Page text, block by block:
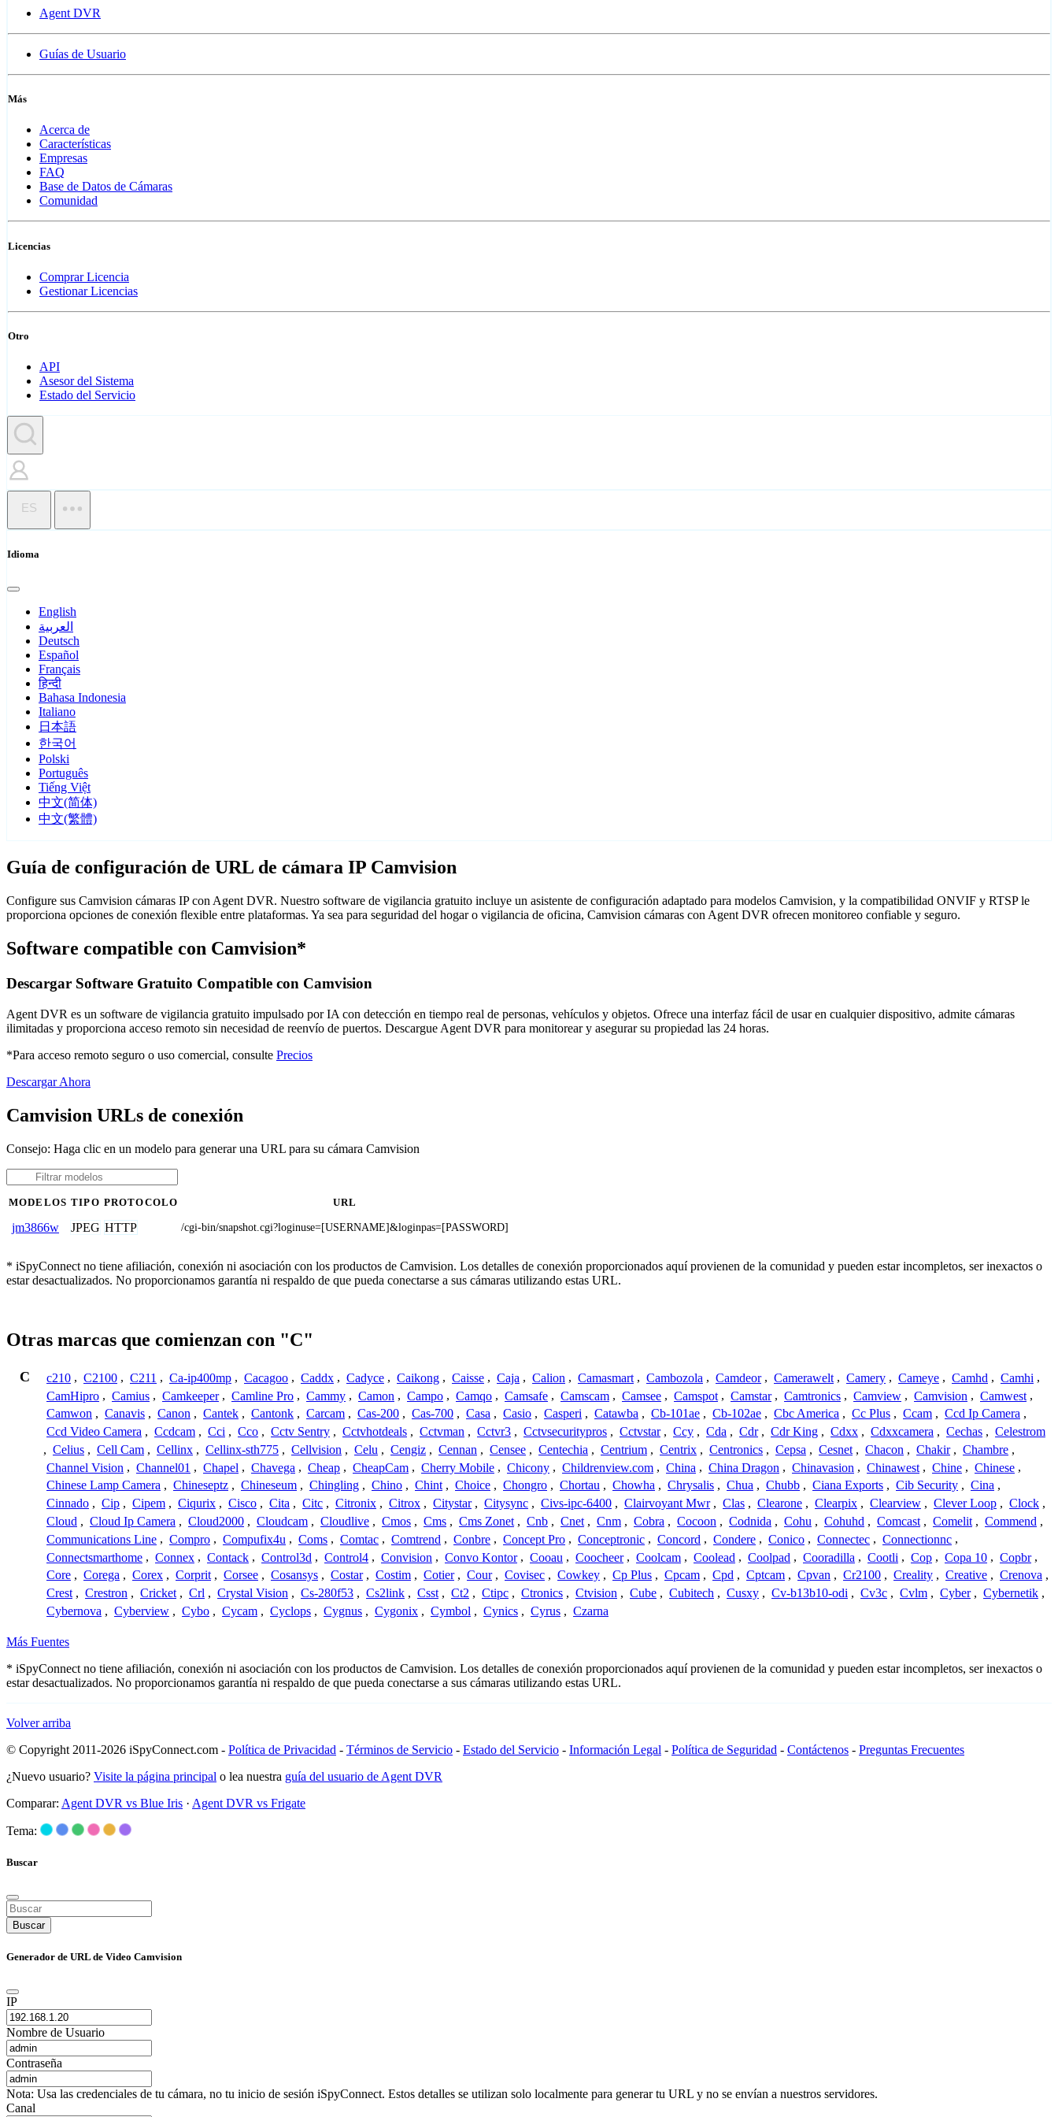
Agent DVR
Guías de Usuario
Más
Acerca de
Características
Empresas
FAQ
Base de Datos de Cámaras
Comunidad
Licencias
Comprar Licencia
Gestionar Licencias
Otro
API
Asesor del Sistema
Estado del Servicio
ES
Idioma
English
العربية
Deutsch
Español
Français
हिन्दी
Bahasa Indonesia
Italiano
日本語
한국어
Polski
Português
Tiếng Việt
中文(简体)
中文(繁體)
Guía de configuración de URL de cámara IP Camvision
Configure sus Camvision cámaras IP con Agent DVR. Nuestro software de vigilancia gratuito incluye un asistente de configuración adaptado para modelos Camvision, y la compatibilidad ONVIF y RTSP le
proporciona opciones de conexión flexible entre plataformas. Ya sea para seguridad del hogar o vigilancia de oficina, Camvision cámaras con Agent DVR ofrecen monitoreo confiable y seguro.
Software compatible con Camvision*
Descargar Software Gratuito Compatible con Camvision
Agent DVR es un software de vigilancia gratuito impulsado por IA con detección en tiempo real de personas, vehículos y objetos. Ofrece una interfaz fácil de usar en cualquier dispositivo, admite cámaras
ilimitadas y proporciona acceso remoto sin necesidad de reenvío de puertos. Descargue Agent DVR para monitorear y asegurar su propiedad las 24 horas.
*Para acceso remoto seguro o uso comercial, consulte Precios
Descargar Ahora
Camvision URLs de conexión
Consejo: Haga clic en un modelo para generar una URL para su cámara Camvision
MODELOS TIPO PROTOCOLO URL
jm3866w JPEG HTTP /cgi-bin/snapshot.cgi?loginuse=[USERNAME]&loginpas=[PASSWORD]
* iSpyConnect no tiene afiliación, conexión ni asociación con los productos de Camvision. Los detalles de conexión proporcionados aquí provienen de la comunidad y pueden estar incompletos, ser inexactos o
estar desactualizados. No proporcionamos garantía ni respaldo de que pueda conectarse a sus cámaras utilizando estas URL.
Otras marcas que comienzan con "C"
C c210 , C2100 , C211 , Ca-ip400mp , Cacagoo , Caddx , Cadyce , Caikong , Caisse , Caja , Calion , Camasmart , Cambozola , Camdeor , Camerawelt , Camery , Cameye , Camhd , Camhi ,
CamHipro , Camius , Camkeeper , Camline Pro , Cammy , Camon , Campo , Camqo , Camsafe , Camscam , Camsee , Camspot , Camstar , Camtronics , Camview , Camvision , Camwest ,
Camwon , Canavis , Canon , Cantek , Cantonk , Carcam , Cas-200 , Cas-700 , Casa , Casio , Casperi , Catawba , Cb-101ae , Cb-102ae , Cbc America , Cc Plus , Ccam , Ccd Ip Camera ,
Ccd Video Camera , Ccdcam , Cci , Cco , Cctv Sentry , Cctvhotdeals , Cctvman , Cctvr3 , Cctvsecuritypros , Cctvstar , Ccy , Cda , Cdr , Cdr King , Cdxx , Cdxxcamera , Cechas , Celestrom
, Celius , Cell Cam , Cellinx , Cellinx-sth775 , Cellvision , Celu , Cengiz , Cennan , Censee , Centechia , Centrium , Centrix , Centronics , Cepsa , Cesnet , Chacon , Chakir , Chambre ,
Channel Vision , Channel01 , Chapel , Chavega , Cheap , CheapCam , Cherry Mobile , Chicony , Childrenview.com , China , China Dragon , Chinavasion , Chinawest , Chine , Chinese ,
Chinese Lamp Camera , Chineseptz , Chineseum , Chingling , Chino , Chint , Choice , Chongro , Chortau , Chowha , Chrysalis , Chua , Chubb , Ciana Exports , Cib Security , Cina ,
Cinnado , Cip , Cipem , Ciqurix , Cisco , Cita , Citc , Citronix , Citrox , Citystar , Citysync , Civs-ipc-6400 , Clairvoyant Mwr , Clas , Clearone , Clearpix , Clearview , Clever Loop , Clock ,
Cloud , Cloud Ip Camera , Cloud2000 , Cloudcam , Cloudlive , Cmos , Cms , Cms Zonet , Cnb , Cnet , Cnm , Cobra , Cocoon , Codnida , Cohu , Cohuhd , Comcast , Comelit , Commend ,
Communications Line , Compro , Compufix4u , Coms , Comtac , Comtrend , Conbre , Concept Pro , Conceptronic , Concord , Condere , Conico , Connectec , Connectionnc ,
Connectsmarthome , Connex , Contack , Control3d , Control4 , Convision , Convo Kontor , Cooau , Coocheer , Coolcam , Coolead , Coolpad , Cooradilla , Cootli , Cop , Copa 10 , Copbr ,
Core , Corega , Corex , Corprit , Corsee , Cosansys , Costar , Costim , Cotier , Cour , Covisec , Cowkey , Cp Plus , Cpcam , Cpd , Cptcam , Cpvan , Cr2100 , Creality , Creative , Crenova ,
Crest , Crestron , Cricket , Crl , Crystal Vision , Cs-280f53 , Cs2link , Csst , Ct2 , Ctipc , Ctronics , Ctvision , Cube , Cubitech , Cusxy , Cv-b13b10-odi , Cv3c , Cvlm , Cyber , Cybernetik ,
Cybernova , Cyberview , Cybo , Cycam , Cyclops , Cygnus , Cygonix , Cymbol , Cynics , Cyrus , Czarna
Más Fuentes
* iSpyConnect no tiene afiliación, conexión ni asociación con los productos de Camvision. Los detalles de conexión proporcionados aquí provienen de la comunidad y pueden estar incompletos, ser inexactos o
estar desactualizados. No proporcionamos garantía ni respaldo de que pueda conectarse a sus cámaras utilizando estas URL.
Volver arriba
© Copyright 2011-2026 iSpyConnect.com - Política de Privacidad - Términos de Servicio - Estado del Servicio - Información Legal - Política de Seguridad - Contáctenos - Preguntas Frecuentes
¿Nuevo usuario? Visite la página principal o lea nuestra guía del usuario de Agent DVR
Comparar: Agent DVR vs Blue Iris · Agent DVR vs Frigate
Tema:
Buscar
Buscar
Generador de URL de Video Camvision
IP
Nombre de Usuario
Contraseña
Nota: Usa las credenciales de tu cámara, no tu inicio de sesión iSpyConnect. Estos detalles se utilizan solo localmente para generar tu URL y no se envían a nuestros servidores.
Canal